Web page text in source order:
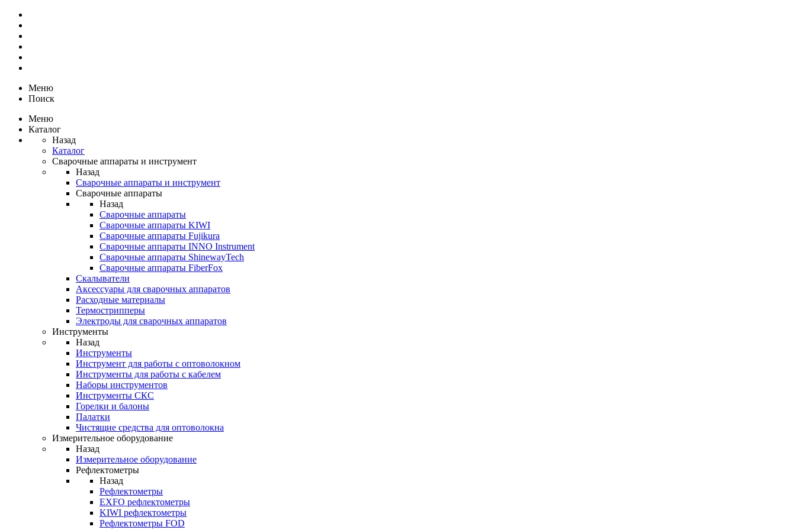
Меню
Поиск
Меню
Каталог
Назад
Каталог
Сварочные аппараты и инструмент
Назад
Сварочные аппараты и инструмент
Сварочные аппараты
Назад
Сварочные аппараты
Сварочные аппараты KIWI
Сварочные аппараты Fujikura
Сварочные аппараты INNO Instrument
Сварочные аппараты ShinewayTech
Cварочные аппараты FiberFox
Скалыватели
Аксессуары для сварочных аппаратов
Расходные материалы
Термострипперы
Электроды для сварочных аппаратов
Инструменты
Назад
Инструменты
Инструмент для работы с оптоволокном
Инструменты для работы с кабелем
Наборы инструментов
Инструменты СКС
Горелки и балоны
Палатки
Чистящие средства для оптоволокна
Измерительное оборудование
Назад
Измерительное оборудование
Рефлектометры
Назад
Рефлектометры
EXFO рефлектометры
KIWI рефлектометры
Рефлектометры FOD